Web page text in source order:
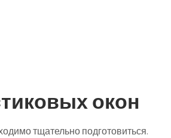
окон
тщательно подготовиться.